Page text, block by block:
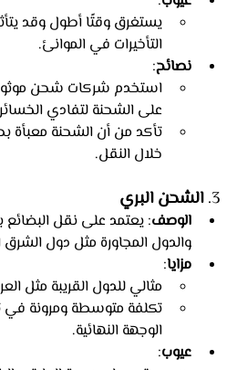
يستغرق وقتًا أطول وقد
التأخيرات في الموانئ.
نصائح:
استخدم شركات شحن
على الشحنة لتفادي
تأكد من أن الشحنة معبأة
خلال النقل.
3. الشحن البري
الوصف: يعتمد على نقل البضائع
والدول المجاورة مثل دول
مزايا:
مثالي للدول القريبة مثل
تكلفة متوسطة ومرونة في
الوجهة النهائية.
عيوب: